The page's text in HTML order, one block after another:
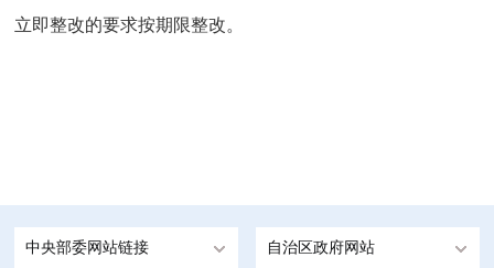
立即整改的要求按期限整改。
中央部委网站链接 自治区政府网站